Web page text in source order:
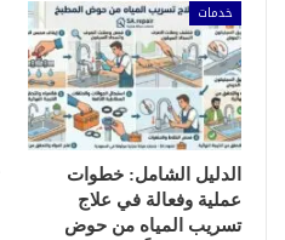
خدمات
الدليل الشامل: خطوات
عملية وفعالة في علاج
تسريب المياه من حوض